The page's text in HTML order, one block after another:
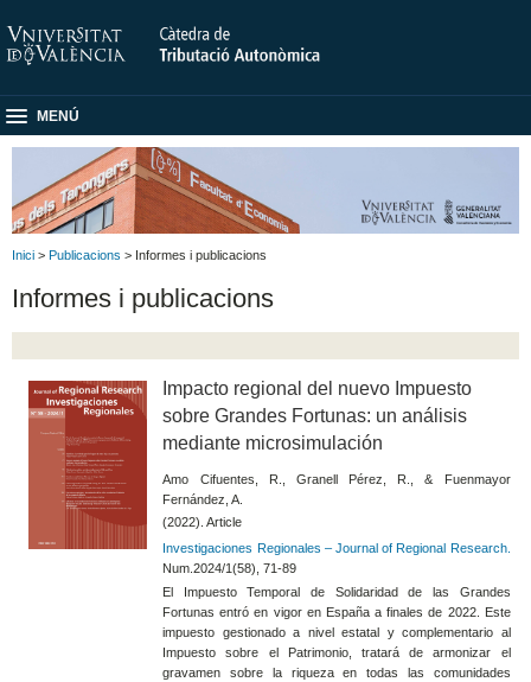
MENÚ
Inici > Publicacions > Informes i publicacions
Informes i publicacions
Impacto regional del nuevo Impuesto
sobre Grandes Fortunas: un análisis
mediante microsimulación
Amo Cifuentes, R., Granell Pérez, R., & Fuenmayor
Fernández, A.
(2022). Article
Investigaciones Regionales – Journal of Regional Research.
Num.2024/1(58), 71-89
El Impuesto Temporal de Solidaridad de las Grandes
Fortunas entró en vigor en España a finales de 2022. Este
impuesto gestionado a nivel estatal y complementario al
Impuesto sobre el Patrimonio, tratará de armonizar el
gravamen sobre la riqueza en todas las comunidades